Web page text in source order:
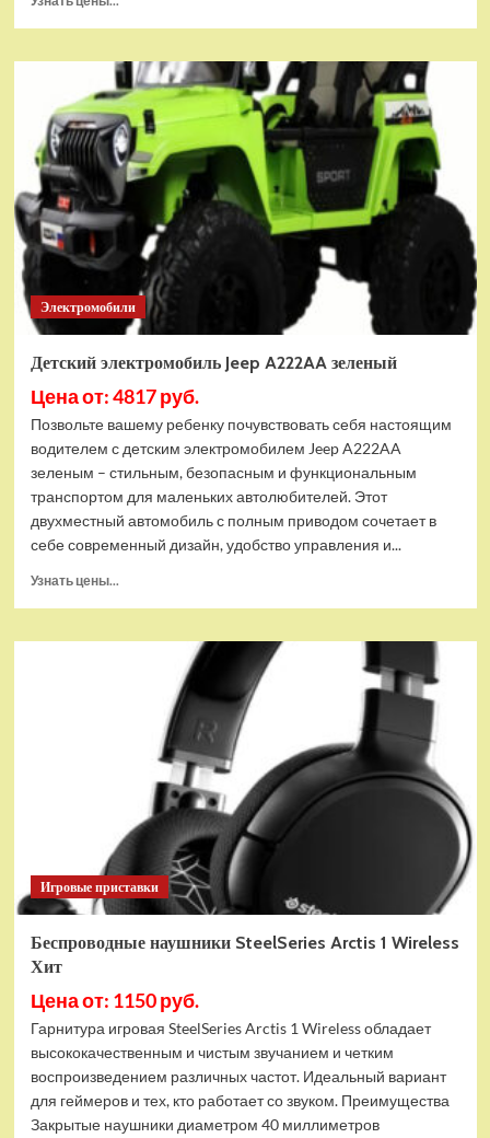
Детский
электромобиль
RiverToys
Mercedes-
AMG
G63
(S307)
черный
глянец
Электромобили
Детский электромобиль Jeep A222AA зеленый
Цена от: 4817 руб.
Позвольте вашему ребенку почувствовать себя настоящим
водителем с детским электромобилем Jeep A222AA
зеленым – стильным, безопасным и функциональным
транспортом для маленьких автолюбителей. Этот
двухместный автомобиль с полным приводом сочетает в
себе современный дизайн, удобство управления и...
Узнать цены...
Детский
электромобиль
зеленый
Игровые приставки
Беспроводные наушники SteelSeries Arctis 1 Wireless
Хит
Цена от: 1150 руб.
Гарнитура игровая SteelSeries Arctis 1 Wireless обладает
высококачественным и чистым звучанием и четким
воспроизведением различных частот. Идеальный вариант
для геймеров и тех, кто работает со звуком. Преимущества
Закрытые наушники диаметром 40 миллиметров